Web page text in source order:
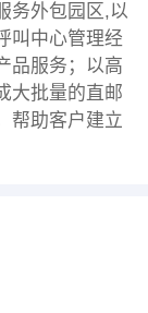
务外包园区,以
叫中心管理经
品服务；以高
大批量的直邮
帮助客户建立